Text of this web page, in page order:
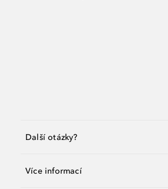
Další otázky?
Více informací